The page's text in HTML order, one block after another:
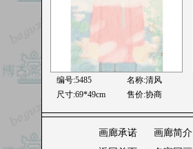
编号:5485 名称:清风
尺寸:69*49cm
售价:协商
画廊承诺 画廊简介